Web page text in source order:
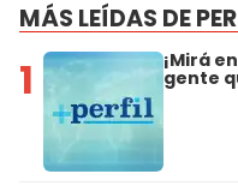
MÁS LEÍDAS DE
1 ¡Mirá
gente